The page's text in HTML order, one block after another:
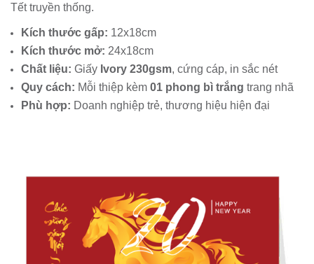
Tết truyền thống.
Kích thước gấp: 12x18cm
Kích thước mở: 24x18cm
Chất liệu: Giấy Ivory 230gsm, cứng cáp, in sắc nét
Quy cách: Mỗi thiệp kèm 01 phong bì trắng trang nhã
Phù hợp: Doanh nghiệp trẻ, thương hiệu hiện đại